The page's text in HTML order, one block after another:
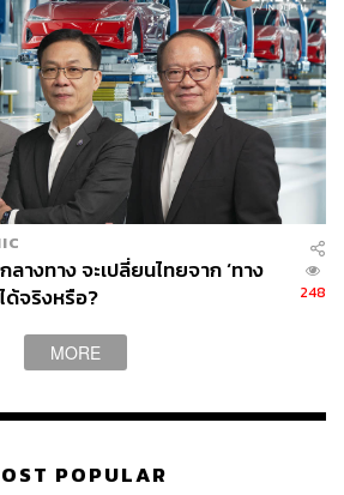
งการบินของขีปนาวุธพาดผ่านบริเวณ
ธของสหรัฐฯ ในเกาะกวมและหมู่
กย้ำว่า การยิงครั้งนี้เป็นการส่ง
พร้อมระบุว่า การที่จีนเลือกเส้นทาง
งไม่ได้กังวลว่าสหรัฐฯ จะสามารถเก็บ
ปนาวุธได้
อาวุโสจาก Asia Society Policy
ฯ มากกว่าไต้หวันหรือประเทศอื่นใน
างทาง จะเปลี่ยนไทยจาก ‘ทาง
ด้จริงหรือ?
248
MORE
POPULAR